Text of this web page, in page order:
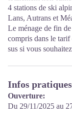
4 stations de ski
Lans, Autrans et
Le ménage de fin
compris dans le
sus si vous
Infos pratiques
Ouverture:
Du 29/11/2025 au